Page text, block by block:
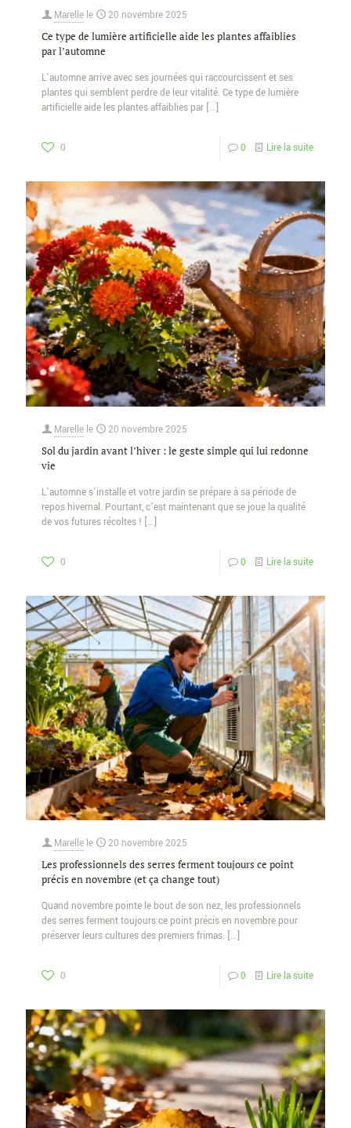
Marelle le 20 novembre 2025
Ce type de lumière artificielle aide les plantes affaiblies
par l’automne
L’automne arrive avec ses journées qui raccourcissent et ses
plantes qui semblent perdre de leur vitalité. Ce type de lumière
artificielle aide les plantes affaiblies par […]
0 0 Lire la suite
Marelle le 20 novembre 2025
Sol du jardin avant l’hiver : le geste simple qui lui redonne
vie
L’automne s’installe et votre jardin se prépare à sa période de
repos hivernal. Pourtant, c’est maintenant que se joue la qualité
de vos futures récoltes ! […]
0 0 Lire la suite
Marelle le 20 novembre 2025
Les professionnels des serres ferment toujours ce point
précis en novembre (et ça change tout)
Quand novembre pointe le bout de son nez, les professionnels
des serres ferment toujours ce point précis en novembre pour
préserver leurs cultures des premiers frimas. […]
0 0 Lire la suite